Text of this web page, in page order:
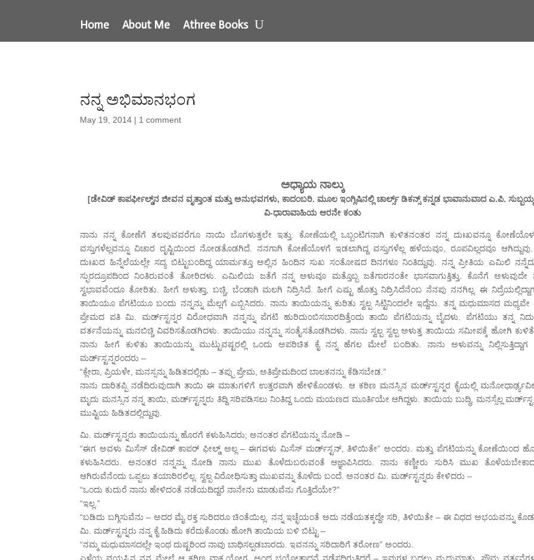
Home About Me Athree Books
ನನ್ನ ಅಭಿಮಾನಭಂಗ
May 19, 2014 | 1 comment
ಅಧ್ಯಾಯ ನಾಲ್ಕು
[ಡೇವಿಡ್ ಕಾಪರ್ಫೀಲ್ಡ್‌ನ ಜೀವನ ವೃತ್ತಾಂತ ಮತ್ತು ಅನುಭವಗಳು, ಕಾದಂಬರಿ. ಮೂಲ ಇಂಗ್ಲಿಷಿನಲ್ಲಿ ಚಾರ್ಲ್ಸ್ ಡಿಕನ್ಸ್ ಕನ್ನಡ ಭಾವಾನುವಾದ ಎ.ಪಿ.
ವಿ-ಧಾರಾವಾಹಿಯ ಆರನೇ ಕಂತು
ನಾನು ನನ್ನ ಕೋಣೆಗೆ ತಲಪುವವರೆಗೂ ನಾಯಿ ಬೊಗಳುತ್ತಲೇ ಇತ್ತು. ಕೋಣೆಯಲ್ಲಿ ಒಬ್ಬಂಟಿಗನಾಗಿ ಕುಳಿತನಂತರ ನನ್ನ ದುಃಖವನ್ನೂ
ವಸ್ತುಗಳೆಲ್ಲವನ್ನೂ ವಿಚಾರ ದೃಷ್ಟಿಯಿಂದ ನೋಡತೊಡಗಿದೆ. ನನಗಾಗಿ ಕೋಣೆಯೊಳಗೆ ಇಡಲಾಗಿದ್ದ ವಸ್ತುಗಳೆಲ್ಲ ಹಳೆಯವೂ, ರೂಪವಿಲ್ಲದವೂ
ದುಃಖದ ಹಿನ್ನೆಲೆಯಲ್ಲೇ ಸದ್ಯ ಬಿಟ್ಟುಬಂದಿದ್ದ ಯಾರ್ಮತ್ತೂ ಅಲ್ಲಿನ ಹಿಂದಿನ ಸುಖ ಸಂತೋಷದ ದಿನಗಳೂ ನಿಂತಿದ್ದುವು. ನನ್ನ ಪ್ರೀತಿಯ ಎಮಿಲಿ
ಸ್ಫುರದ್ರೂಪದಿಂದ ನಿಂತಿರುವಂತೆ ತೋರಿದಳು. ಎಮಿಲಿಯ ಜತೆಗೆ ನನ್ನ ಅಳುವೂ ಮತ್ತೊಬ್ಬ ಜತೆಗಾರನಂತೇ ಭಾಸವಾಗುತ್ತಿತ್ತು. ಕೊನೆಗೆ ಅಳುವುದೇ
ಸ್ವಭಾವವೆಂದೂ ತೋರಿತು. ಹೀಗೆ ಅಳುತ್ತಾ, ಬಚ್ಚಿ, ಬೆಂಡಾಗಿ ಮಲಗಿ ನಿದ್ರಿಸಿದೆ. ಹೀಗೆ ಎಷ್ಟು ಹೊತ್ತು ನಿದ್ರಿಸಿದೆನೆಂಬ ನೆನಪು ನನಗಿಲ್ಲ. ಈ
ತಾಯಿಯೂ ಪೆಗಟಿಯೂ ಬಂದು ನನ್ನನ್ನು ಮೆಲ್ಲಗೆ ಎಬ್ಬಿಸಿದರು. ನಾನು ತಾಯಿಯನ್ನು ಕುರಿತು ಸ್ವಲ್ಪ ಸಿಟ್ಟಿನಿಂದಲೇ ಇದ್ದೆನು. ತನ್ನ ಮಧುಮಾಸದ ಮಧ್ಯವೇ
ಪ್ರೇಮದ ಪತಿ ಮಿ. ಮರ್ಡ್‌ಸ್ಟನ್ನರ ವಿರೋಧವಾಗಿ ನನ್ನನ್ನು ಪೆಗಟಿ ಹುರಿದುಂಬಿಸಬಾರದಿತ್ತೆಂದು ತಾಯಿ ಪೆಗಟಿಯನ್ನು ಬೈದಳು. ಪೆಗಟಿಯು ತನ್ನ
ವರ್ತನೆಯನ್ನು ಮನಬಿಚ್ಚಿ ವಿವರಿಸತೊಡಗಿದಳು. ತಾಯಿಯು ನನ್ನನ್ನು ಸಂತೈಸತೊಡಗಿದಳು. ನಾನು ಸ್ವಲ್ಪ ಸ್ವಲ್ಪ ಅಳುತ್ತ ತಾಯಿಯ ಸಮೀಪಕ್ಕೆ ಹೋಗಿ
ನಾನು ಹೀಗೆ ಕುಳಿತು ತಾಯಿಯನ್ನು ಮುಟ್ಟುವಷ್ಟರಲ್ಲಿ ಒಂದು ಅಪರಿಚಿತ ಕೈ ನನ್ನ ಹೆಗಲ ಮೇಲೆ ಬಂದಿತು. ನಾನು ಅಳುವನ್ನು ನಿಲ್ಲಿಸುತ್ತಿದ್ದಾಗ
ಮರ್ಡ್‍ಸ್ಟನ್ನರಂದರು –
“ಕ್ಲೇರಾ, ಪ್ರಿಯಳೇ, ಮನಸ್ಸನ್ನು ಹಿಡಿತದಲ್ಲಿಡು – ತಪ್ಪು ಪ್ರೇಮ, ಅತಿಪ್ರೇಮದಿಂದ ಬಾಲಕನನ್ನು ಕೆಡಿಸಬೇಡ.”
ನಾನು ದಾರಿತಪ್ಪಿ ನಡೆದಿರುವುದಾಗಿ ತಾಯಿ ಈ ಮಾತುಗಳಿಗೆ ಉತ್ತರವಾಗಿ ಹೇಳಿಕೊಂಡಳು. ಆ ಕಠಿಣ ಮನಸ್ಸಿನ ಮರ್ಡ್‌ಸ್ಟನ್ನರ ಕೈಯಲ್ಲಿ
ಮೃದು ಮನಸ್ಸಿನ ನನ್ನ ತಾಯಿ, ಮರ್ಡ್‍ಸ್ಟನ್ನರು ತಿದ್ದಿ ಸರಿಪಡಿಸಲು ನಿಂತಿದ್ದ ಒಂದು ಮಯಣದ ಮೂರ್ತಿಯೇ ಆಗಿದ್ದಳು. ತಾಯಿಯ ಬುದ್ಧಿ, ಮನಸ್ಸೆಲ್ಲ
ಮುಷ್ಟಿಯ ಹಿಡಿತದಲ್ಲಿದ್ದುವು.
ಮಿ. ಮರ್ಡ್‌ಸ್ಟನ್ನರು ತಾಯಿಯನ್ನು ಹೊರಗೆ ಕಳುಹಿಸಿದರು; ಅನಂತರ ಪೆಗಟಿಯನ್ನು ನೋಡಿ –
“ಈಗ ಅವಳು ಮಿಸೆಸ್ ಡೇವಿಡ್ ಕಾಪರ್ ಫೀಲ್ಡ್ ಅಲ್ಲ – ಈಗವಳು ಮಿಸೆಸ್ ಮರ್ಡ್‍ಸ್ಟನ್, ತಿಳಿಯಿತೇ” ಅಂದರು. ಮತ್ತು ಪೆಗಟಿಯನ್ನು ಕೋಣೆಯಿಂದ
ಕಳುಹಿಸಿದರು. ಅನಂತರ ನನ್ನನ್ನು ನೋಡಿ ನಾನು ಮುಖ ತೊಳೆದುಬರುವಂತೆ ಆಜ್ಞಾಪಿಸಿದರು. ನಾನು ಕಣ್ಣೀರು ಸುರಿಸಿ ಮುಖ
ಆಗಿರುವೆನೆಂದು ಒಪ್ಪಲು ತಯಾರಿರಲಿಲ್ಲ. ಸ್ವಲ್ಪ ವಿರೋಧಿಸುತ್ತಾ ಮುಖವನ್ನು ತೊಳೆದು ಬಂದೆ. ಅನಂತರ ಮಿ. ಮರ್ಡ್‍ಸ್ಟನ್ನರು ಕೇಳಿದರು –
“ಒಂದು ಕುದುರೆ ನಾನು ಹೇಳಿದಂತೆ ನಡೆಯದಿದ್ದರೆ ನಾನೇನು ಮಾಡುವೆನು ಗೊತ್ತಿದೆಯೇ?”
“ಇಲ್ಲ.”
“ಬಡಿದು ಬಗ್ಗಿಸುವೆನು – ಅದರ ಮೈ ರಕ್ತ ಸುರಿದರೂ ಚಿಂತೆಯಿಲ್ಲ. ನನ್ನ ಇಚ್ಛೆಯಂತೆ ಅದು ನಡೆಯತಕ್ಕದ್ದೇ ಸರಿ, ತಿಳಿಯಿತೇ – ಈ ವಿಧದ ಅಭಯವನ್ನು
ಮಿ. ಮರ್ಡ್‍ಸ್ಟನ್ನರು ನನ್ನ ಕೈ ಹಿಡಿದು ಕರೆದುಕೊಂಡು ಹೋಗಿ ತಾಯಿಯ ಬಳಿ ಬಿಟ್ಟು –
“ನಮ್ಮ ಮಧುಮಾಸದಲ್ಲೇ ಇಂಥ ದುಷ್ಟರಿಂದ ನಾವು ಬಾಧಿಸಲ್ಪಡಬಾರದು. ಇವನನ್ನು ಸರಿದಾರಿಗೆ ತರೋಣ” ಅಂದರು.
ಎಳೆಯ ವಯಸ್ಸಿನ ನನ್ನ ಮೇಲೆ ಆ ಕಠಿಣ ವಾಕ್ಪ್ರಯೋಗ, ಅಂಥ ಭಯೋತ್ಪಾದನೆ ನಡೆಸದಿರುತ್ತಿದ್ದರೆ – ಇವುಗಳ ಬದಲು ಮೃದುಮಾತು, ಸೌಮ್ಯ